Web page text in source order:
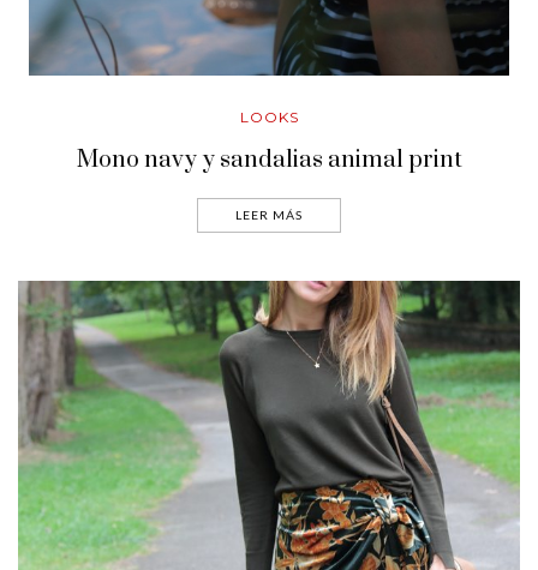
LOOKS
Mono navy y sandalias animal print
LEER MÁS